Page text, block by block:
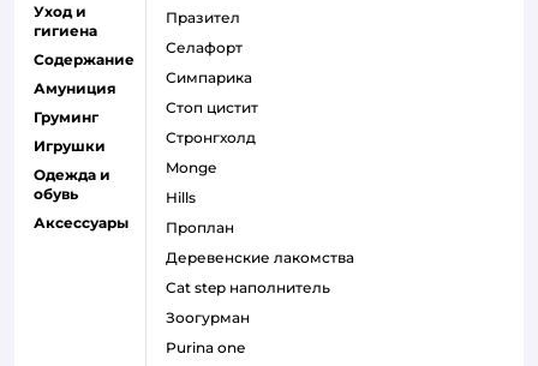
Уход и
гигиена
Содержание
Амуниция
Груминг
Игрушки
Одежда и
обувь
Аксессуары
празител
селафорт
симпарика
стоп цистит
стронгхолд
monge
hills
проплан
деревенские лакомства
cat step наполнитель
зоогурман
purina one